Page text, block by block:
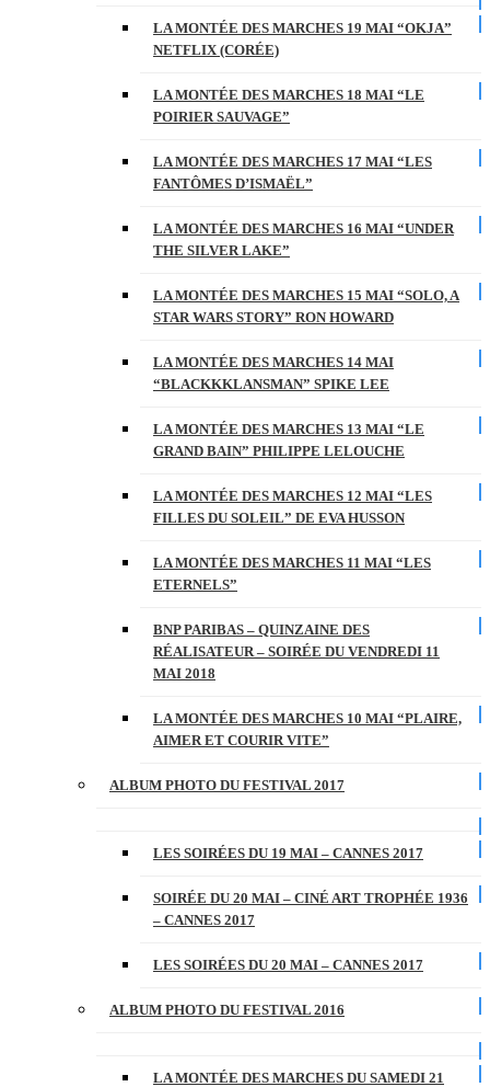
LA MONTÉE DES MARCHES 19 MAI “OKJA”
NETFLIX (CORÉE)
LA MONTÉE DES MARCHES 18 MAI “LE
POIRIER SAUVAGE”
LA MONTÉE DES MARCHES 17 MAI “LES
FANTÔMES D’ISMAËL”
LA MONTÉE DES MARCHES 16 MAI “UNDER
THE SILVER LAKE”
LA MONTÉE DES MARCHES 15 MAI “SOLO, A
STAR WARS STORY” RON HOWARD
LA MONTÉE DES MARCHES 14 MAI
“BLACKKKLANSMAN” SPIKE LEE
LA MONTÉE DES MARCHES 13 MAI “LE
GRAND BAIN” PHILIPPE LELOUCHE
LA MONTÉE DES MARCHES 12 MAI “LES
FILLES DU SOLEIL” DE EVA HUSSON
LA MONTÉE DES MARCHES 11 MAI “LES
ETERNELS”
BNP PARIBAS – QUINZAINE DES
RÉALISATEUR – SOIRÉE DU VENDREDI 11
MAI 2018
LA MONTÉE DES MARCHES 10 MAI “PLAIRE,
AIMER ET COURIR VITE”
ALBUM PHOTO DU FESTIVAL 2017
LES SOIRÉES DU 19 MAI – CANNES 2017
SOIRÉE DU 20 MAI – CINÉ ART TROPHÉE 1936
– CANNES 2017
LES SOIRÉES DU 20 MAI – CANNES 2017
ALBUM PHOTO DU FESTIVAL 2016
LA MONTÉE DES MARCHES DU SAMEDI 21